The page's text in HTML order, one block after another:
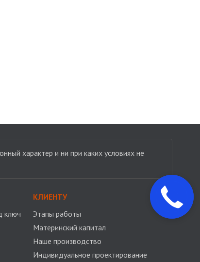
характер и ни при каких условиях не
ключ
КЛИЕНТУ
Этапы работы
Материнский капитал
Наше производство
Индивидуальное проектирование